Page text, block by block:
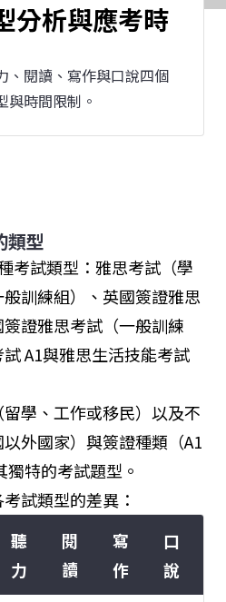
分析與應考時
、閱讀、寫作與口說四個
與時間限制。
類型
考試類型：雅思考試（學
訓練組）、英國簽證雅思
證雅思考試（一般訓練
A1與雅思生活技能考試
學、工作或移民）以及不
外國家）與簽證種類（A1
特的考試題型。
試類型的差異：
聽
力
閱
讀
寫
作
口
說